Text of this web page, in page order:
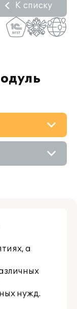
К списку
а
нужд.